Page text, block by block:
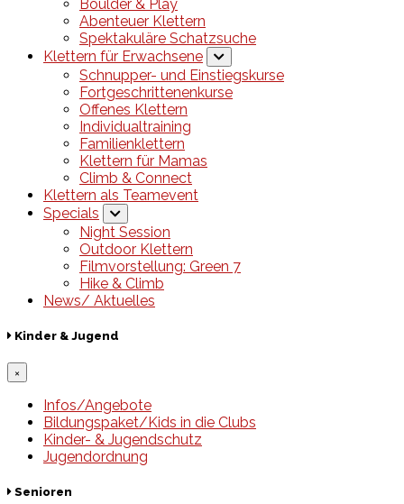
Boulder & Play
Abenteuer Klettern
Spektakuläre Schatzsuche
Klettern für Erwachsene
Schnupper- und Einstiegskurse
Fortgeschrittenenkurse
Offenes Klettern
Individualtraining
Familienklettern
Klettern für Mamas
Climb & Connect
Klettern als Teamevent
Specials
Night Session
Outdoor Klettern
Filmvorstellung: Green 7
Hike & Climb
News/ Aktuelles
Kinder & Jugend
×
Infos/Angebote
Bildungspaket/Kids in die Clubs
Kinder- & Jugendschutz
Jugendordnung
Senioren